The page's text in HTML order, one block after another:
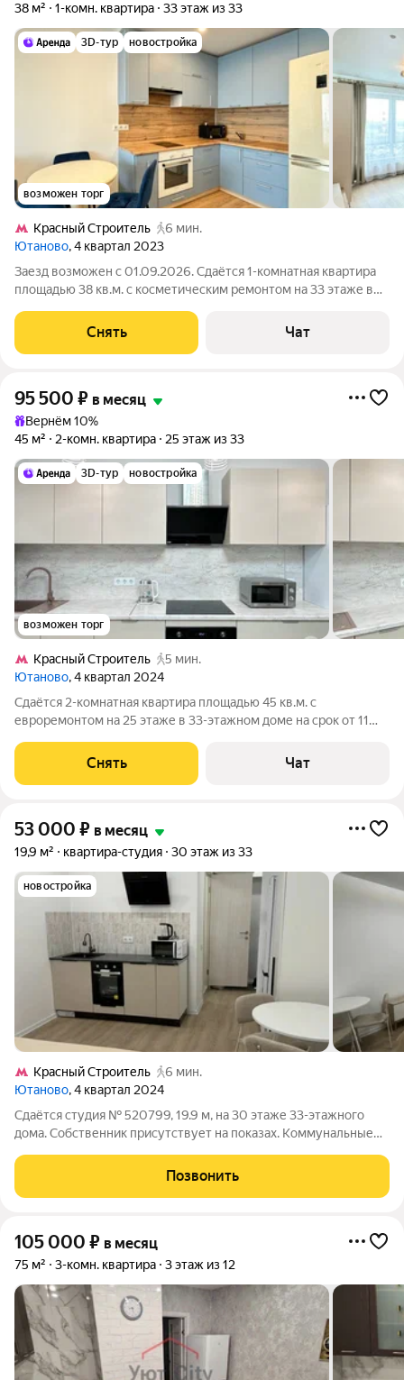
38 м² 1-комн. квартира 33 этаж из 33
3D-тур новостройка
возможен торг
Кpacный Строитель
6 мин.
Ютаново, 4 квартал 2023
Заезд возможен с 01.09.2026. Сдаётся 1-комнатная квартира
площадью 38 кв.м. с косметическим ремонтом на 33 этаже в
Кондиционер
Снять Чат
95 500 ₽ в месяц
Вернём 10%
45 м²
2-комн. квартира 25 этаж из 33
3D-тур новостройка
возможен торг
Кpacный Строитель
5 мин.
Ютаново, 4 квартал 2024
Сдаётся 2-комнатная квартира площадью 45 кв.м. с
евроремонтом на 25 этаже в 33-этажном доме на срок от 11
Стиральная машина Холодильник Посудомоечная машина
Кондиционер Микроволновка Пылесос
Снять Чат
53 000 ₽ в месяц
19,9 м² квартира-студия 30 этаж из 33
новостройка
Кpacный Строитель
6 мин.
Ютаново, 4 квартал 2024
Сдаётся студия № 520799, 19.9 м, на 30 этаже 33-этажного
дома. Собственник присутствует на показах. Коммунальные
отдельно. По условиям проживания: можно с детьми, можно с
питомцами. Из техники в
Позвонить
105 000 ₽ в месяц
75 м² 3-комн. квартира 3 этаж из 12